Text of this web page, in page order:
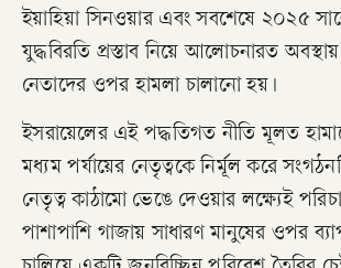
ইয়াহিয়া সিনওয়ার এবং সবশেষে ২০২৫
যুদ্ধবিরতি প্রস্তাব নিয়ে আলোচনারত অবস্থায়
নেতাদের ওপর হামলা চালানো হয়।
​ইসরায়েলের এই পদ্ধতিগত নীতি মূলত
মধ্যম পর্যায়ের নেতৃত্বকে নির্মূল করে
নেতৃত্ব কাঠামো ভেঙে দেওয়ার লক্ষ্যেই
পাশাপাশি গাজায় সাধারণ মানুষের ওপর